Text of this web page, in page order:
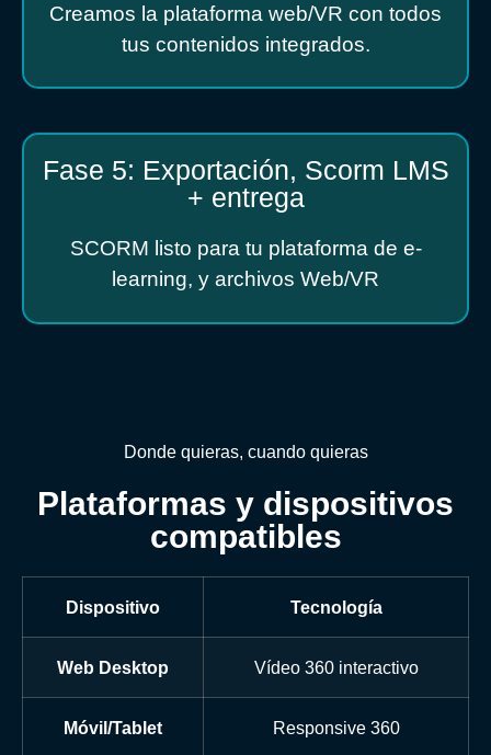
Creamos la plataforma web/VR con todos
tus contenidos integrados.
Fase 5: Exportación, Scorm LMS
+ entrega
SCORM listo para tu plataforma de e-
learning, y archivos Web/VR
Donde quieras, cuando quieras
Plataformas y dispositivos
compatibles
Dispositivo Tecnología
Web Desktop Vídeo 360 interactivo
Móvil/Tablet Responsive 360